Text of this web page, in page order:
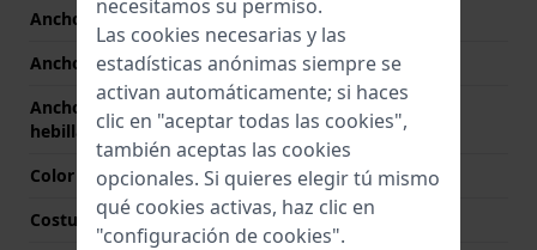
Ancho de correa
22 mm
Ancho de las asas
22 mm
Ancho de correa en la
hebilla
22 mm
Color de correa
Marrón
Costura de color
Marrón
necesitamos su permiso.
Las cookies necesarias y las
estadísticas anónimas siempre se
activan automáticamente; si haces
clic en "aceptar todas las cookies",
también aceptas las cookies
opcionales. Si quieres elegir tú mismo
qué cookies activas, haz clic en
"configuración de cookies".